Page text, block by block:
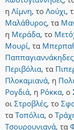
η Λίμνη, το Λούχι,
Μαλάθυρος, τα
η Μεράδα, το
Μουρί, τα
Παππαγιαννάκηδες
Περιβόλια, τα
Πλοκαμιανά, η
Ρογδιά, η Ρόκκα, ο
οι Στροβλές, το
τα Τοπόλια, ο
Τσουρουνιανά, τα